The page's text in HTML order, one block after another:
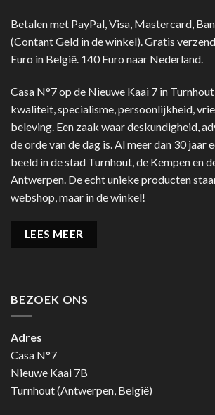
Betalen met PayPal, Visa, Mastercard,
(Contant Geld in de winkel). Gratis
Euro in België. 140 Euro naar Nederland.
Casa N°7 op de Nieuwe Kaai 7 in
kwaliteit, specialisme, persoonlijkheid,
beleving. Een zaak waar deskundigheid,
de orde van de dag is. Al meer dan 30 jaar
beeld in de stad Turnhout, de Kempen en
Antwerpen. De echt unieke producten
webshop, maar in de winkel!
LEES MEER
BEZOEK ONS
Adres
Casa N°7
Nieuwe Kaai 7B
Turnhout (Antwerpen, België)